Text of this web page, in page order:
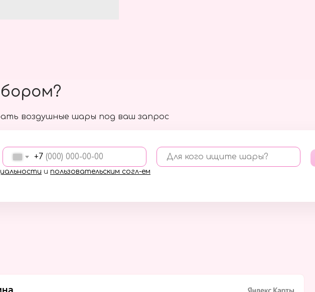
воздушные шары под ваш запрос
+7 Для кого ищите шары?
и пользовательским согл-ем